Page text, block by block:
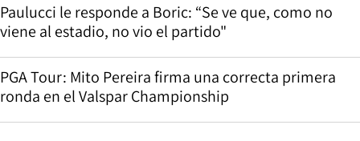
Paulucci le responde a Boric: “Se ve que, como no
viene al estadio, no vio el partido"
PGA Tour: Mito Pereira firma una correcta primera
ronda en el Valspar Championship